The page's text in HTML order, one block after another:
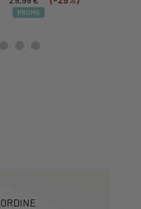
prezzo
originale
39,99 €.
prezzo
PROMO